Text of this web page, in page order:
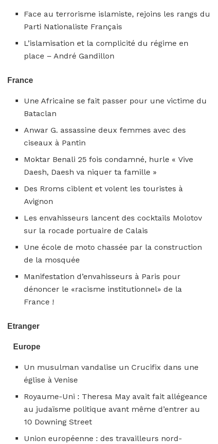
Face au terrorisme islamiste, rejoins les rangs du
Parti Nationaliste Français
L’islamisation et la complicité du régime en
place – André Gandillon
France
Une Africaine se fait passer pour une victime du
Bataclan
Anwar G. assassine deux femmes avec des
ciseaux à Pantin
Moktar Benali 25 fois condamné, hurle « Vive
Daesh, Daesh va niquer ta famille »
Des Rroms ciblent et volent les touristes à
Avignon
Les envahisseurs lancent des cocktails Molotov
sur la rocade portuaire de Calais
Une école de moto chassée par la construction
de la mosquée
Manifestation d’envahisseurs à Paris pour
dénoncer le «racisme institutionnel» de la
France !
Etranger
Europe
Un musulman vandalise un Crucifix dans une
église à Venise
Royaume-Uni : Theresa May avait fait allégeance
au judaïsme politique avant même d’entrer au
10 Downing Street
Union européenne : des travailleurs nord-